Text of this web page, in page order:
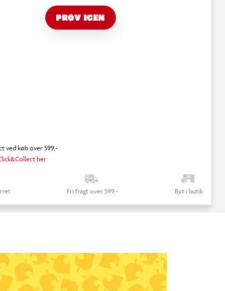
PRØV IGEN
ved køb over 599,-
her
Fri fragt over 599,- Byt i butik